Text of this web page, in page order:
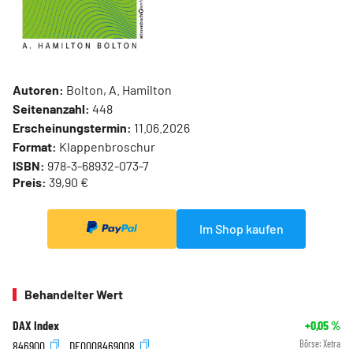
Autoren: Bolton, A. Hamilton
Seitenanzahl: 448
Erscheinungstermin: 11.06.2026
Format: Klappenbroschur
ISBN: 978-3-68932-073-7
Preis: 39,90 €
Im Shop kaufen
Behandelter Wert
DAX Index +0,05%
846900
DE0008469008 Börse: Xetra